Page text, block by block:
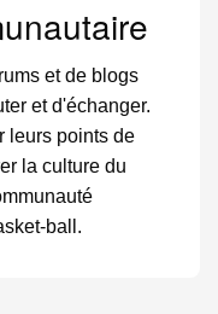
et de blogs
et d'échanger.
leurs points de
la culture du
ball.